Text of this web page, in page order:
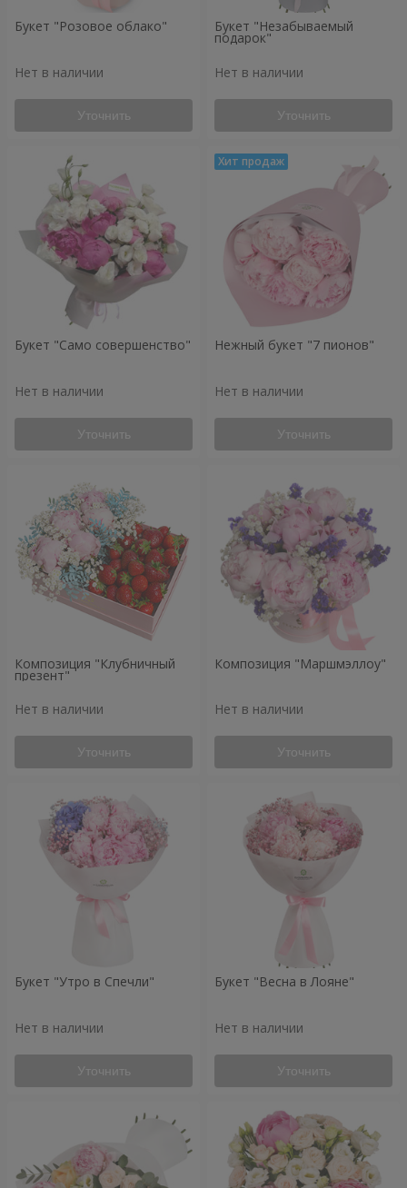
Букет "Розовое облако"
Нет в наличии
Уточнить
Букет "Незабываемый
подарок"
Нет в наличии
Уточнить
Букет "Само совершенство"
Нет в наличии
Уточнить
Нежный букет "7 пионов"
Нет в наличии
Уточнить
Композиция "Клубничный
презент"
Нет в наличии
Уточнить
Композиция "Маршмэллоу"
Нет в наличии
Уточнить
Букет "Утро в Спечли"
Нет в наличии
Уточнить
Букет "Весна в Лояне"
Нет в наличии
Уточнить